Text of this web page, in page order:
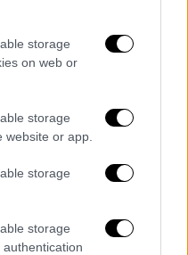
storage
on web or
storage
website or app.
storage
storage
ένα μωρό 7,5 μηνών
οι
της
ωρών. Έπεσαν
ό,τι
από τους
το μωρό
τα ξημερώματα